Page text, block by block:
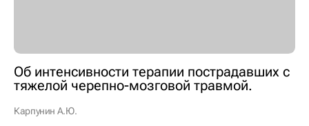
Об интенсивности терапии пострадавших с
тяжелой черепно-мозговой травмой.
Карпунин А.Ю.